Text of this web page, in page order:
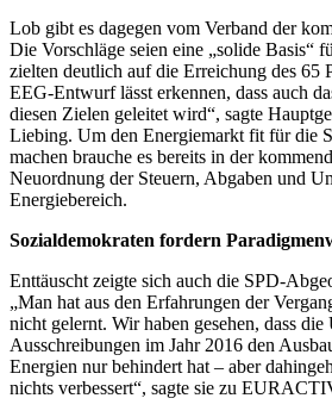
Lob gibt es dagegen vom Verband der
Die Vorschläge seien eine „solide Basis“
zielten deutlich auf die Erreichung des 65
EEG-Entwurf lässt erkennen, dass auch
diesen Zielen geleitet wird“, sagte
Liebing. Um den Energiemarkt fit für die
machen brauche es bereits in der
Neuordnung der Steuern, Abgaben und
Energiebereich.
Sozialdemokraten fordern
Enttäuscht zeigte sich auch die SPD-
„Man hat aus den Erfahrungen der
nicht gelernt. Wir haben gesehen, dass
Ausschreibungen im Jahr 2016 den
Energien nur behindert hat – aber
nichts verbessert“, sagte sie zu